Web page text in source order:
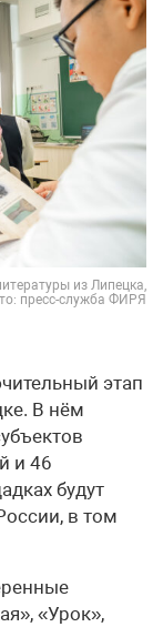
из Липецка,
пресс-служба ФИРЯ
этап
В нём
и 46
будут
в том
«Урок»,